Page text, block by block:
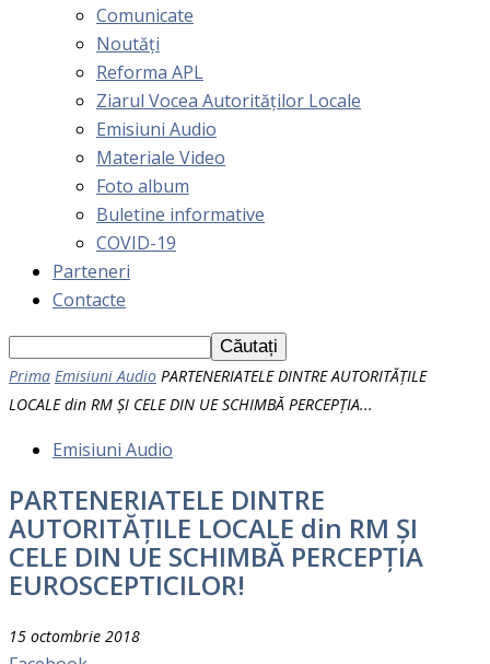
Comunicate
Noutăți
Reforma APL
Ziarul Vocea Autorităților Locale
Emisiuni Audio
Materiale Video
Foto album
Buletine informative
COVID-19
Parteneri
Contacte
Prima Emisiuni Audio PARTENERIATELE DINTRE AUTORITĂȚILE
LOCALE din RM ȘI CELE DIN UE SCHIMBĂ PERCEPȚIA...
Emisiuni Audio
PARTENERIATELE DINTRE
AUTORITĂȚILE LOCALE din RM ȘI
CELE DIN UE SCHIMBĂ PERCEPȚIA
EUROSCEPTICILOR!
15 octombrie 2018